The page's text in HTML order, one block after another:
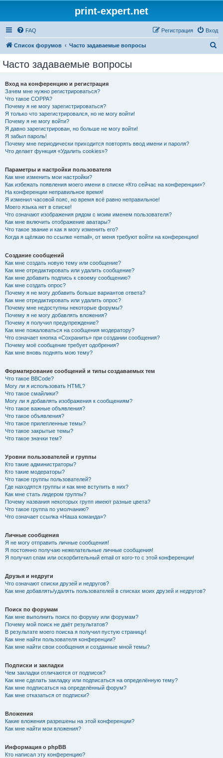
print-expert.net
FAQ Вход
Регистрация
Список форумов Часто задаваемые вопросы
Часто задаваемые вопросы
Вход на конференцию и регистрация
Зачем мне нужно регистрироваться?
Что такое COPPA?
Почему я не могу зарегистрироваться?
Я только что зарегистрировался, но не могу войти!
Почему я не могу войти?
Я давно зарегистрирован, но больше не могу войти!
Я забыл пароль!
Почему мне периодически приходится повторять ввод имени и пароля?
Что делает функция «Удалить cookies»?
Параметры и настройки пользователя
Как мне изменить мои настройки?
Как избежать появления моего имени в списке «Кто сейчас на конференции»?
На конференции неправильное время!
Я изменил часовой пояс, но время всё равно неправильное!
Моего языка нет в списке!
Что означают изображения рядом с моим именем пользователя?
Как мне включить отображение аватары?
Что такое звание и как я могу изменить его?
Когда я щёлкаю по ссылке «email», от меня требуют войти на конференцию!
Создание сообщений
Как мне создать новую тему или сообщение?
Как мне отредактировать или удалить сообщение?
Как мне добавить подпись к своему сообщению?
Как мне создать опрос?
Почему я не могу добавить больше вариантов ответа?
Как мне отредактировать или удалить опрос?
Почему мне недоступны некоторые форумы?
Почему я не могу добавлять вложения?
Почему я получил предупреждение?
Как мне пожаловаться на сообщения модератору?
Что означает кнопка «Сохранить» при создании сообщения?
Почему моё сообщение требует одобрения?
Как мне вновь поднять мою тему?
Форматирование сообщений и типы создаваемых тем
Что такое BBCode?
Могу ли я использовать HTML?
Что такое смайлики?
Могу ли я добавлять изображения к сообщениям?
Что такое важные объявления?
Что такое объявления?
Что такое прилепленные темы?
Что такое закрытые темы?
Что такое значки тем?
Уровни пользователей и группы
Кто такие администраторы?
Кто такие модераторы?
Что такое группы пользователей?
Где находятся группы и как мне вступить в них?
Как мне стать лидером группы?
Почему названия некоторых групп имеют разные цвета?
Что такое группа по умолчанию?
Что означает ссылка «Наша команда»?
Личные сообщения
Я не могу отправить личные сообщения!
Я постоянно получаю нежелательные личные сообщения!
Я получил спам или оскорбительный email от кого-то с этой конференции!
Друзья и недруги
Что означают списки друзей и недругов?
Как мне добавлять/удалять пользователей в списках моих друзей и недругов?
Поиск по форумам
Как мне выполнить поиск по форуму или форумам?
Почему мой поиск не даёт результатов?
В результате моего поиска я получил пустую страницу!
Как мне найти пользователя конференции?
Как мне найти свои сообщения и созданные мной темы?
Подписки и закладки
Чем закладки отличаются от подписок?
Как мне сделать закладку или подписаться на определённую тему?
Как мне подписаться на определённый форум?
Как мне отказаться от подписки?
Вложения
Какие вложения разрешены на этой конференции?
Как мне найти мои вложения?
Информация о phpBB
Кто написал эту конференцию?